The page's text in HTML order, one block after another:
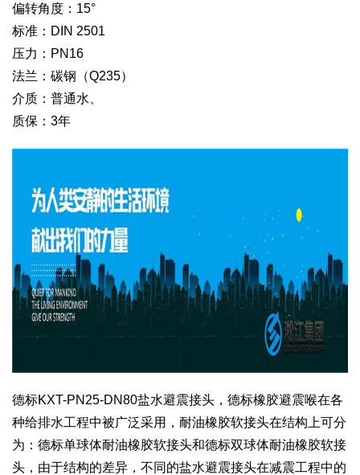
偏转角度：15°
标准：DIN 2501
压力：PN16
法兰：碳钢（Q235）
介质：普通水、
质保：3年
德标KXT-PN25-DN80盐水避震接头，德标橡胶避震喉在各
种给排水工程中被广泛采用，耐油橡胶软接头在结构上可分
为：德标单球体耐油橡胶软接头和德标双球体耐油橡胶软接
头，由于结构的差异，不同的盐水避震接头在减震工程中的